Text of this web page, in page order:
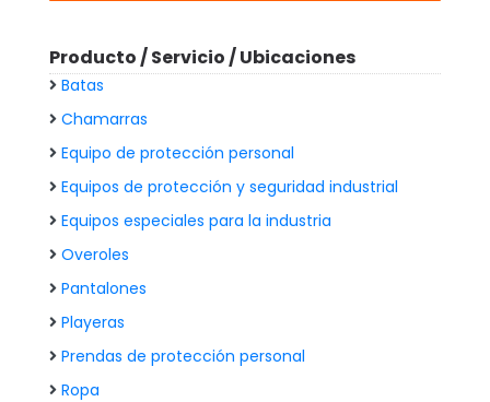
Producto / Servicio / Ubicaciones
Batas
Chamarras
Equipo de protección personal
Equipos de protección y seguridad industrial
Equipos especiales para la industria
Overoles
Pantalones
Playeras
Prendas de protección personal
Ropa